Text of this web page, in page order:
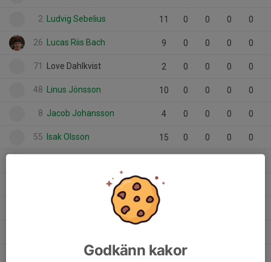
2 Ludvig Sebelius 11 0 0 0 0
26 Lucas Riis Bach 9 0 0 0 0
71 Love Dahlkvist 2 0 0 0 0
48 Linus Jönsson 10 0 0 0 0
8 Jacob Johansson 4 0 0 0 0
55 Isak Olsson 15 0 0 0 0
9
Emil Jönsson 7 0
Godkänn kakor